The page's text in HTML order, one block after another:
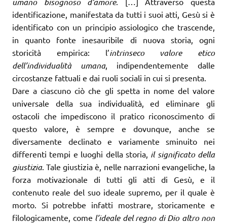
identificazione, manifestata da tutti i suoi atti, Gesù si è
identificato con un principio assiologico che trascende,
in quanto fonte inesauribile di nuova storia, ogni
storicità empirica: l’intrinseco valore etico
dell’individualità umana, indipendentemente dalle
circostanze fattuali e dai ruoli sociali in cui si presenta.
Dare a ciascuno ciò che gli spetta in nome del valore
universale della sua individualità, ed eliminare gli
ostacoli che impediscono il pratico riconoscimento di
questo valore, è sempre e dovunque, anche se
diversamente declinato e variamente sminuito nei
differenti tempi e luoghi della storia, il significato della
giustizia. Tale giustizia è, nelle narrazioni evangeliche, la
forza motivazionale di tutti gli atti di Gesù, e il
contenuto reale del suo ideale supremo, per il quale è
morto. Si potrebbe infatti mostrare, storicamente e
filologicamente, come l’ideale del regno di Dio altro non